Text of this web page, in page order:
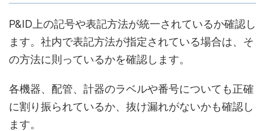
P&ID上の記号や表記方法が統一されているか確認し
ます。社内で表記方法が指定されている場合は、そ
の方法に則っているかを確認します。
各機器、配管、計器のラベルや番号についても正確
に割り振られているか、抜け漏れがないかも確認し
ます。